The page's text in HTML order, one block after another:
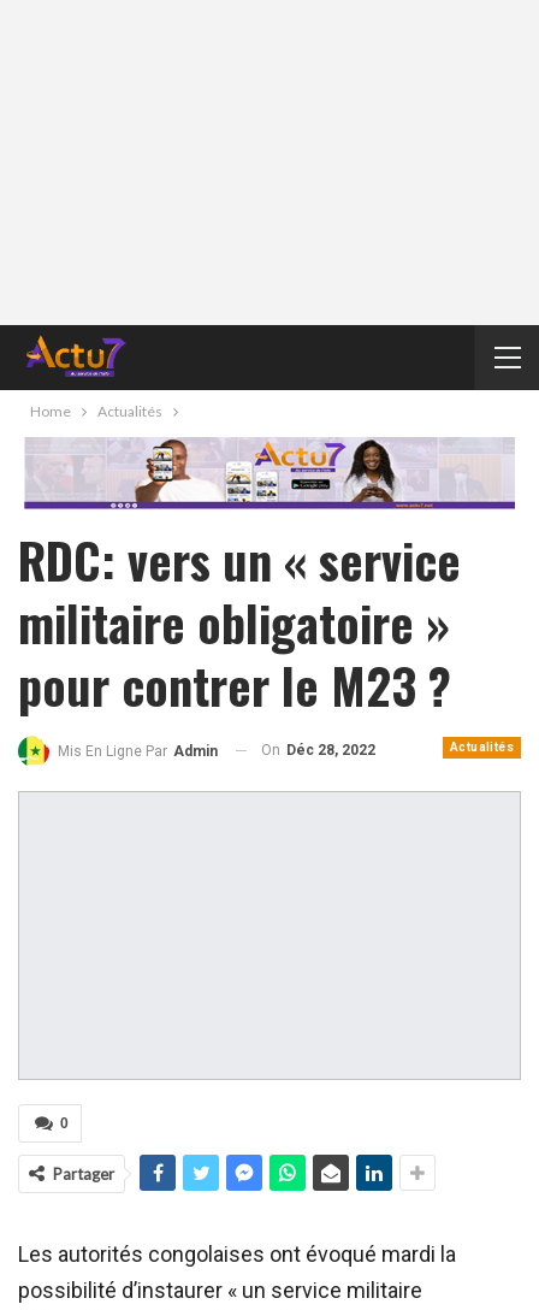
Home Actualités
RDC: vers un « service
militaire obligatoire »
pour contrer le M23 ?
Actualités
Mis En Ligne Par Admin On Déc 28, 2022
0
Partager
Les autorités congolaises ont évoqué mardi la
possibilité d’instaurer « un service militaire